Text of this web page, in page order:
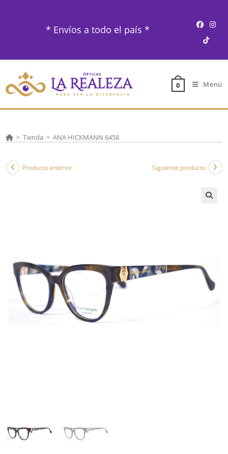
* Envíos a todo el país *
0 Menú
> Tienda > ANA HICKMANN 6458
Producto anterior Siguiente producto